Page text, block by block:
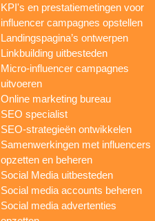
KPI's en prestatiemetingen voor
influencer campagnes opstellen
Landingspagina’s ontwerpen
Linkbuilding uitbesteden
Micro-influencer campagnes
uitvoeren
Online marketing bureau
SEO specialist
SEO-strategieën ontwikkelen
Samenwerkingen met influencers
opzetten en beheren
Social Media uitbesteden
Social media accounts beheren
Social media advertenties